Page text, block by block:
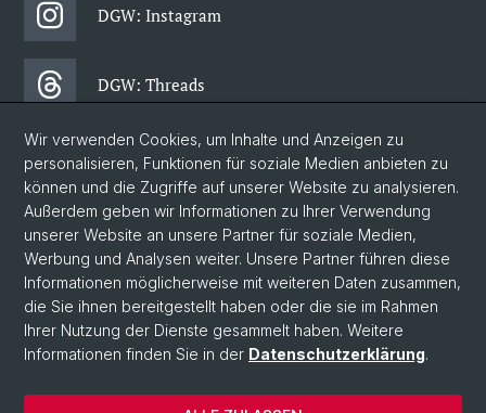
DGW: Instagram
DGW: Threads
DGW: Facebook
DGW: Newsletter
© Universität Basel
Philosophisch-Historische Fakultät
Departement Gesellschaftswissenschaften
Home
Wir verwenden Cookies, um Inhalte und Anzeigen zu
personalisieren, Funktionen für soziale Medien anbieten zu
können und die Zugriffe auf unserer Website zu analysieren.
Außerdem geben wir Informationen zu Ihrer Verwendung
unserer Website an unsere Partner für soziale Medien,
Werbung und Analysen weiter. Unsere Partner führen diese
Informationen möglicherweise mit weiteren Daten zusammen,
die Sie ihnen bereitgestellt haben oder die sie im Rahmen
Ihrer Nutzung der Dienste gesammelt haben. Weitere
Informationen finden Sie in der Datenschutzerklärung.